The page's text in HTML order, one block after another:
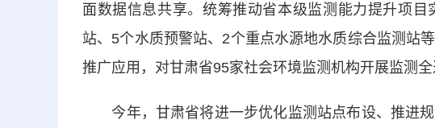
面数据信息共享。统筹推动省本级监测能力提升项
站、5个水质预警站、2个重点水源地水质综合监测站
推广应用，对甘肃省95家社会环境监测机构开展监测
今年，甘肃省将进一步优化监测站点布设、推进规